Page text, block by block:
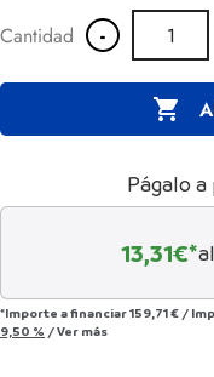
Cantidad -

Págalo
13,31€*
*Importe a financiar159,71 € /
9,50 % /Ver más